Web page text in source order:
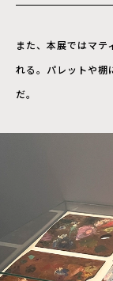
また、本展ではマテ
れる。パレットや棚
だ。